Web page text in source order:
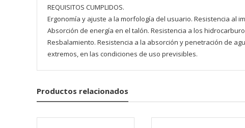
REQUISITOS CUMPLIDOS.
Ergonomía y ajuste a la morfología del usuario. Resistencia al
Absorción de energía en el talón. Resistencia a los
Resbalamiento. Resistencia a la absorción y penetración de
extremos, en las condiciones de uso previsibles.
Productos relacionados